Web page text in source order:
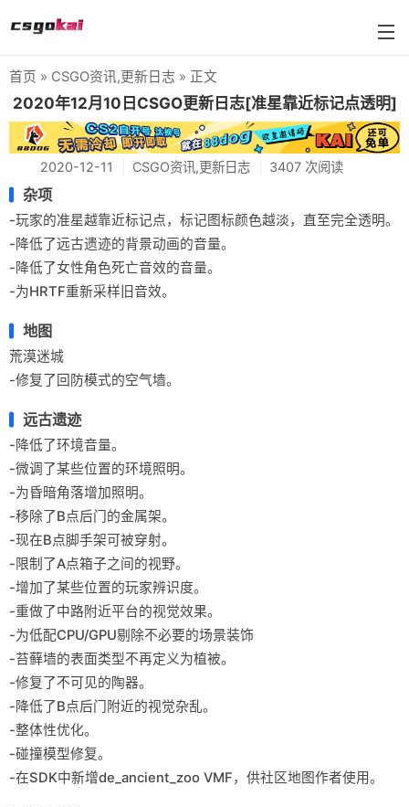
farmskins
88dog
flamecases
首页 » CSGO资讯,更新日志 » 正文
2020年12月10日CSGO更新日志[准星靠近标记点透明]
2020-12-11 CSGO资讯,更新日志 3407 次阅读
杂项
-玩家的准星越靠近标记点，标记图标颜色越淡，直至完全透明。
-降低了远古遗迹的背景动画的音量。
-降低了女性角色死亡音效的音量。
-为HRTF重新采样旧音效。
地图
荒漠迷城
-修复了回防模式的空气墙。
远古遗迹
-降低了环境音量。
-微调了某些位置的环境照明。
-为昏暗角落增加照明。
-移除了B点后门的金属架。
-现在B点脚手架可被穿射。
-限制了A点箱子之间的视野。
-增加了某些位置的玩家辨识度。
-重做了中路附近平台的视觉效果。
-为低配CPU/GPU剔除不必要的场景装饰
-苔藓墙的表面类型不再定义为植被。
-修复了不可见的陶器。
-降低了B点后门附近的视觉杂乱。
-整体性优化。
-碰撞模型修复。
-在SDK中新增de_ancient_zoo VMF，供社区地图作者使用。